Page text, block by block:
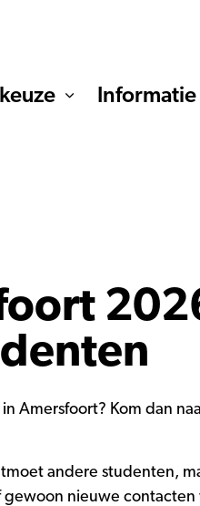
Amersfoort? Kom dan
andere studenten,
nieuwe contacten